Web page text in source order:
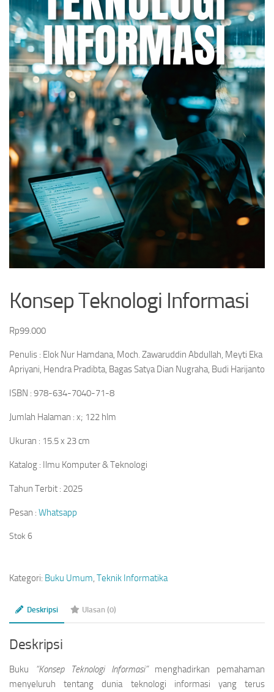
Konsep Teknologi Informasi
Rp99.000
Penulis : Elok Nur Hamdana, Moch. Zawaruddin Abdullah, Meyti Eka
Apriyani, Hendra Pradibta, Bagas Satya Dian Nugraha, Budi Harijanto
ISBN : 978-634-7040-71-8
Jumlah Halaman : x; 122 hlm
Ukuran : 15.5 x 23 cm
Katalog : Ilmu Komputer & Teknologi
Tahun Terbit : 2025
Pesan : Whatsapp
Stok 6
Kategori: Buku Umum, Teknik Informatika
Deskripsi Ulasan (0)
Deskripsi
Buku “Konsep Teknologi Informasi”menghadirkan pemahaman
menyeluruh tentang dunia teknologi informasi yang terus